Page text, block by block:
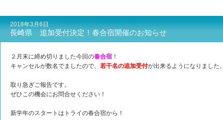
2018年3月6日
長崎県 追加受付決定！春合宿開催のお知らせ
２月末に締め切りました今回の春合宿 ！
キャンセルが数名でましたので、 若干名の追加受付が出来るようになりました
取り急ぎご報告です。
ぜひこの機会にお問合せください！
新学年のスタートはトライの春合宿から！